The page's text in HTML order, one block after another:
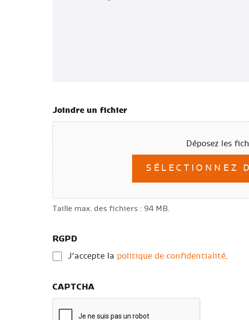
Joindre un fichier
Déposez les
SÉLECTIONNEZ
Taille max. des fichiers : 94 MB.
RGPD
J’accepte la politique de confidentialité
CAPTCHA